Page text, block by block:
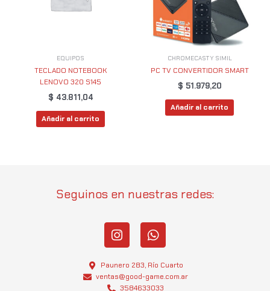
EQUIPOS
TECLADO NOTEBOOK
LENOVO 320 S145
$ 43.811,04
Añadir al carrito
CHROMECAST Y SIMIL
PC TV CONVERTIDOR SMART
$ 51.979,20
Añadir al carrito
Seguinos en nuestras redes:
I
n
t
a
W
h
t
s
Paunero 283, Río Cuarto
ventas@good-game.com.ar
3584633033